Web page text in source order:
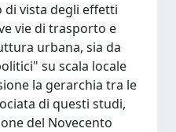
di vista degli effetti
vie di trasporto e
urbana, sia da
su scala locale
la gerarchia tra le
di questi studi,
del Novecento